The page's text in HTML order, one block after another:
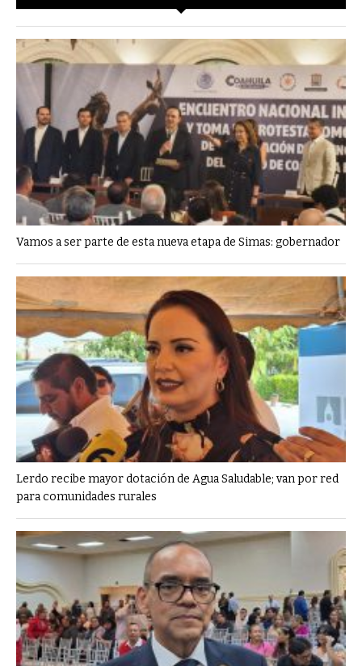
Vamos a ser parte de esta nueva etapa de Simas: gobernador
Lerdo recibe mayor dotación de Agua Saludable; van por red
para comunidades rurales